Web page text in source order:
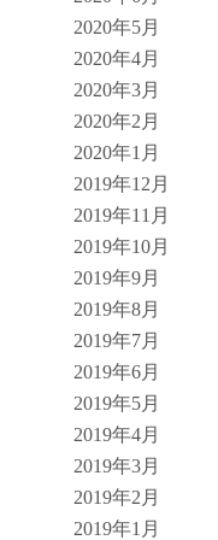
2020年5月
2020年4月
2020年3月
2020年2月
2020年1月
2019年12月
2019年11月
2019年10月
2019年9月
2019年8月
2019年7月
2019年6月
2019年5月
2019年4月
2019年3月
2019年2月
2019年1月